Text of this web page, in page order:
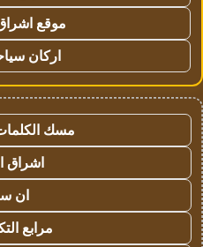
موقع
اركان
مسك
اشراق
ان
مرابع